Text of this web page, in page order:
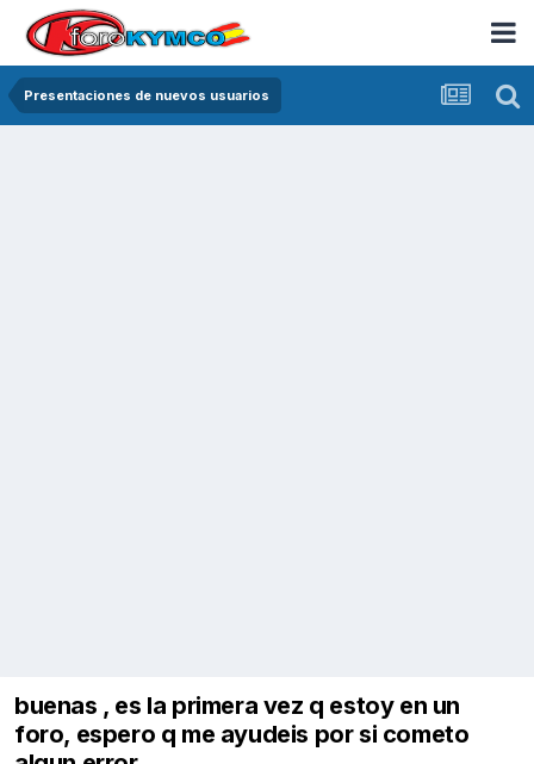
Presentaciones de nuevos usuarios
buenas , es la primera vez q estoy en un
foro, espero q me ayudeis por si cometo